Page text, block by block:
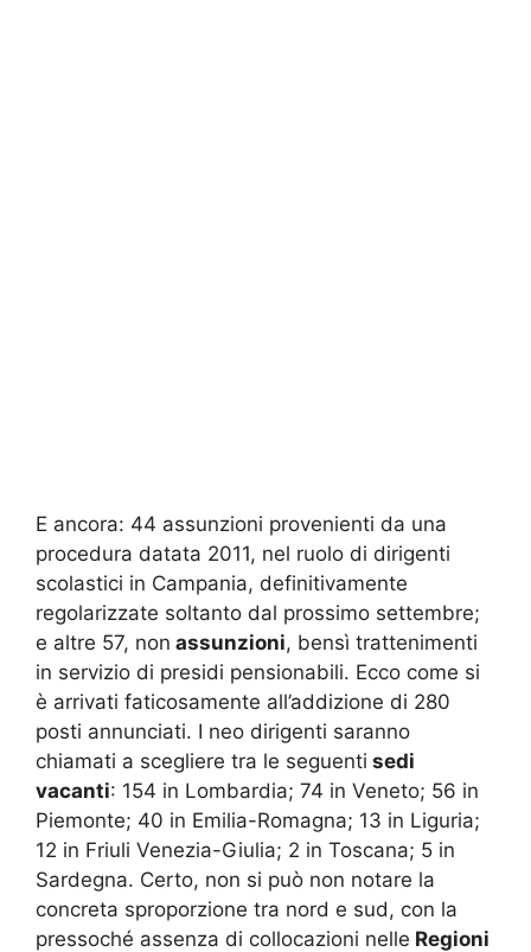
E ancora: 44 assunzioni provenienti da una
procedura datata 2011, nel ruolo di dirigenti
scolastici in Campania, definitivamente
regolarizzate soltanto dal prossimo settembre;
e altre 57, non assunzioni, bensì trattenimenti
in servizio di presidi pensionabili. Ecco come si
è arrivati faticosamente all’addizione di 280
posti annunciati. I neo dirigenti saranno
chiamati a scegliere tra le seguenti sedi
vacanti: 154 in Lombardia; 74 in Veneto; 56 in
Piemonte; 40 in Emilia-Romagna; 13 in Liguria;
12 in Friuli Venezia-Giulia; 2 in Toscana; 5 in
Sardegna. Certo, non si può non notare la
concreta sproporzione tra nord e sud, con la
pressoché assenza di collocazioni nelle Regioni